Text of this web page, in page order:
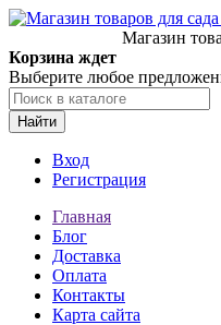
Магазин
Корзина ждет
Выберите любое
Найти
Вход
Регистрация
Главная
Блог
Доставка
Оплата
Контакты
Карта сайта